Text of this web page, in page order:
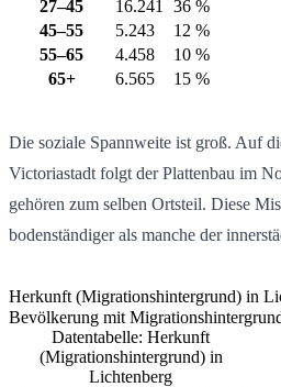
27–45 16.241
36 %
45–55
5.243
12 %
55–65
4.458
10 %
65+
6.565 15 %
Die soziale Spannweite ist groß. Auf
Victoriastadt folgt der Plattenbau im
gehören zum selben Ortsteil. Diese
bodenständiger als manche der
Herkunft (Migrationshintergrund) in
Bevölkerung mit
Datentabelle: Herkunft
(Migrationshintergrund) in
Lichtenberg